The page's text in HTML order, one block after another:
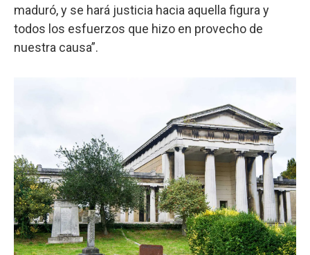
maduró, y se hará justicia hacia aquella figura y
todos los esfuerzos que hizo en provecho de
nuestra causa”.